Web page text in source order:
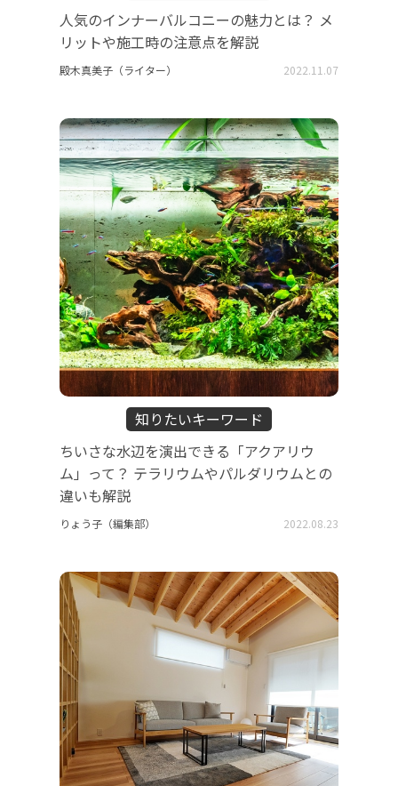
人気のインナーバルコニーの魅力とは？ メ
リットや施工時の注意点を解説
殿木真美子（ライター） 2022.11.07
知りたいキーワード
ちいさな水辺を演出できる「アクアリウ
ム」って？ テラリウムやパルダリウムとの
違いも解説
りょう子（編集部） 2022.08.23